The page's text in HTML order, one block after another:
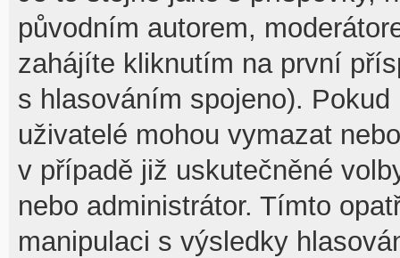
původním autorem,
zahájíte kliknutím na první
s hlasováním spojeno).
uživatelé mohou vymazat
v případě již uskutečněné
nebo administrátor. Tímto
manipulaci s výsledky